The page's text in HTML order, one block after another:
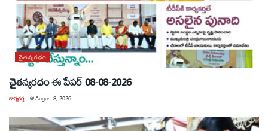
చైతన్యరధం
చైతన్యరధం ఈ పేపర్ 08-08-2026
కార్యకర్త @August 8, 2026